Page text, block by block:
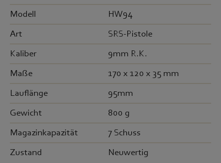
Modell HW94
Art SRS-Pistole
Kaliber 9mm R.K.
Maße 170 x 120 x 35 mm
Lauflänge 95mm
Gewicht 800 g
Magazinkapazität 7 Schuss
Zustand Neuwertig